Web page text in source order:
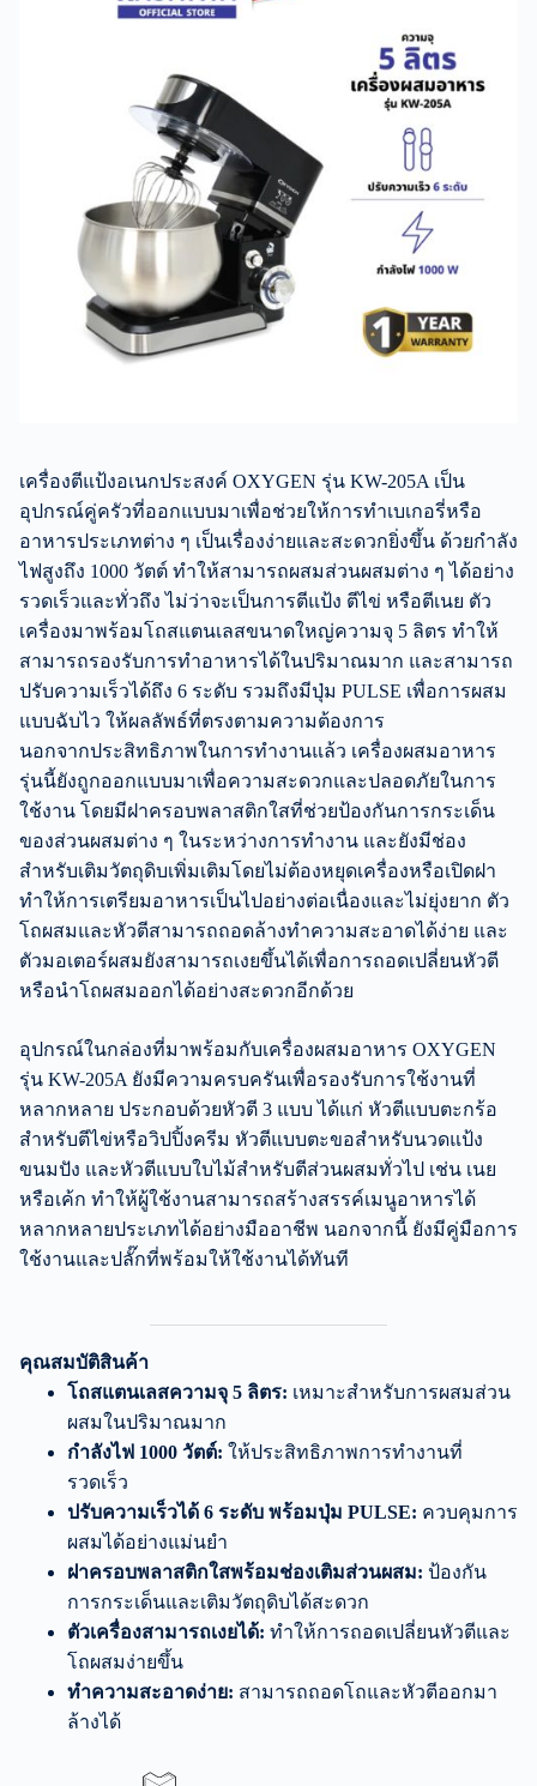
เครื่องตีแป้งอเนกประสงค์ OXYGEN รุ่น KW-205A เป็น
อุปกรณ์คู่ครัวที่ออกแบบมาเพื่อช่วยให้การทำเบเกอรี่หรือ
อาหารประเภทต่าง ๆ เป็นเรื่องง่ายและสะดวกยิ่งขึ้น ด้วยกำลัง
ไฟสูงถึง 1000 วัตต์ ทำให้สามารถผสมส่วนผสมต่าง ๆ ได้อย่าง
รวดเร็วและทั่วถึง ไม่ว่าจะเป็นการตีแป้ง ตีไข่ หรือตีเนย ตัว
เครื่องมาพร้อมโถสแตนเลสขนาดใหญ่ความจุ 5 ลิตร ทำให้
สามารถรองรับการทำอาหารได้ในปริมาณมาก และสามารถ
ปรับความเร็วได้ถึง 6 ระดับ รวมถึงมีปุ่ม PULSE เพื่อการผสม
แบบฉับไว ให้ผลลัพธ์ที่ตรงตามความต้องการ
นอกจากประสิทธิภาพในการทำงานแล้ว เครื่องผสมอาหาร
รุ่นนี้ยังถูกออกแบบมาเพื่อความสะดวกและปลอดภัยในการ
ใช้งาน โดยมีฝาครอบพลาสติกใสที่ช่วยป้องกันการกระเด็น
ของส่วนผสมต่าง ๆ ในระหว่างการทำงาน และยังมีช่อง
สำหรับเติมวัตถุดิบเพิ่มเติมโดยไม่ต้องหยุดเครื่องหรือเปิดฝา
ทำให้การเตรียมอาหารเป็นไปอย่างต่อเนื่องและไม่ยุ่งยาก ตัว
โถผสมและหัวตีสามารถถอดล้างทำความสะอาดได้ง่าย และ
ตัวมอเตอร์ผสมยังสามารถเงยขึ้นได้เพื่อการถอดเปลี่ยนหัวตี
หรือนำโถผสมออกได้อย่างสะดวกอีกด้วย
อุปกรณ์ในกล่องที่มาพร้อมกับเครื่องผสมอาหาร OXYGEN
รุ่น KW-205A ยังมีความครบครันเพื่อรองรับการใช้งานที่
หลากหลาย ประกอบด้วยหัวตี 3 แบบ ได้แก่ หัวตีแบบตะกร้อ
สำหรับตีไข่หรือวิปปิ้งครีม หัวตีแบบตะขอสำหรับนวดแป้ง
ขนมปัง และหัวตีแบบใบไม้สำหรับตีส่วนผสมทั่วไป เช่น เนย
หรือเค้ก ทำให้ผู้ใช้งานสามารถสร้างสรรค์เมนูอาหารได้
หลากหลายประเภทได้อย่างมืออาชีพ นอกจากนี้ ยังมีคู่มือการ
ใช้งานและปลั๊กที่พร้อมให้ใช้งานได้ทันที
คุณสมบัติสินค้า
โถสแตนเลสความจุ 5 ลิตร: เหมาะสำหรับการผสมส่วน
ผสมในปริมาณมาก
กำลังไฟ 1000 วัตต์: ให้ประสิทธิภาพการทำงานที่
รวดเร็ว
ปรับความเร็วได้ 6 ระดับ พร้อมปุ่ม PULSE: ควบคุมการ
ผสมได้อย่างแม่นยำ
ฝาครอบพลาสติกใสพร้อมช่องเติมส่วนผสม: ป้องกัน
การกระเด็นและเติมวัตถุดิบได้สะดวก
ตัวเครื่องสามารถเงยได้: ทำให้การถอดเปลี่ยนหัวตีและ
โถผสมง่ายขึ้น
ทำความสะอาดง่าย: สามารถถอดโถและหัวตีออกมา
ล้างได้